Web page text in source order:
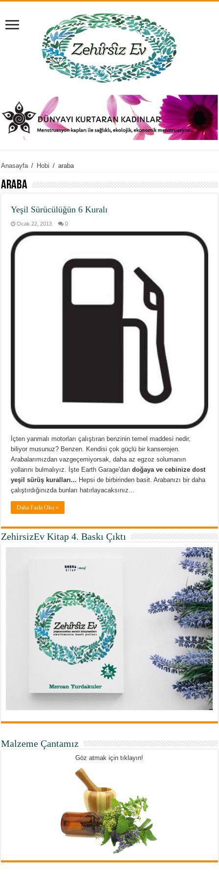
Anasayfa / Hobi / araba
araba
Yeşil Sürücülüğün 6 Kuralı
Ocak 22, 2013 0
İçten yanmalı motorları çalıştıran benzinin temel maddesi nedir,
biliyor musunuz? Benzen. Kendisi çok güçlü bir kanserojen.
Arabalarımızdan vazgeçemiyorsak, daha az egzoz solumanın
yollarını bulmalıyız. İşte Earth Garage'dandoğaya ve cebinize dost
yeşil sürüş kuralları... Hepsi de birbirinden basit. Arabanızı bir daha
çalıştırdığınızda bunları hatırlayacaksınız...
Daha Fazla Oku »
ZehirsizEv Kitap 4. Baskı Çıktı
Malzeme Çantamız
Göz atmak için tıklayın!